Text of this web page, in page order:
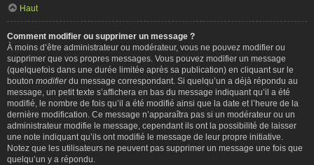
Haut
Comment modifier ou supprimer un message ?
À moins d’être administrateur ou modérateur, vous ne pouvez modifier ou
supprimer que vos propres messages. Vous pouvez modifier un message
(quelquefois dans une durée limitée après sa publication) en cliquant sur le
bouton modifierdu message correspondant. Si quelqu’un a déjà répondu au
message, un petit texte s’affichera en bas du message indiquant qu’il a été
modifié, le nombre de fois qu’il a été modifié ainsi que la date et l’heure de la
dernière modification. Ce message n’apparaîtra pas si un modérateur ou un
administrateur modifie le message, cependant ils ont la possibilité de laisser
une note indiquant qu’ils ont modifié le message de leur propre initiative.
Notez que les utilisateurs ne peuvent pas supprimer un message une fois que
quelqu’un y a répondu.